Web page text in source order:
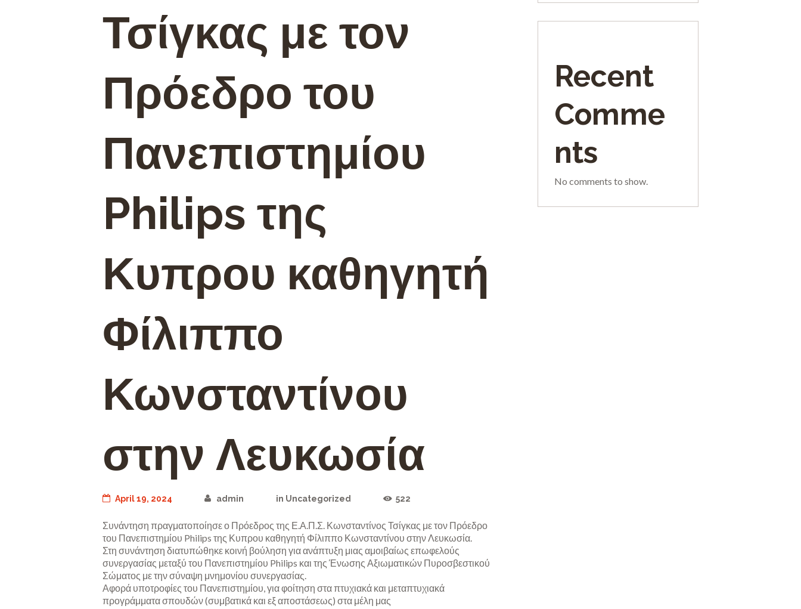
Τσίγκας με τον
Πρόεδρο του
Πανεπιστημίου
Philips της
Κυπρου καθηγητή
Φίλιππο
Κωνσταντίνου
στην Λευκωσία
April 19, 2024 admin in Uncategorized 522
Συνάντηση πραγματοποίησε ο Πρόεδρος της Ε.Α.Π.Σ. Κωνσταντίνος Τσίγκας με τον Πρόεδρο
του Πανεπιστημίου Philips της Κυπρου καθηγητή Φίλιππο Κωνσταντίνου στην Λευκωσία.
Στη συνάντηση διατυπώθηκε κοινή βούληση για ανάπτυξη μιας αμοιβαίως επωφελούς
συνεργασίας μεταξύ του Πανεπιστημίου Philips και της Ένωσης Αξιωματικών Πυροσβεστικού
Σώματος με την σύναψη μνημονίου συνεργασίας.
Αφορά υποτροφίες του Πανεπιστημίου, για φοίτηση στα πτυχιακά και μεταπτυχιακά
προγράμματα σπουδών (συμβατικά και εξ αποστάσεως) στα μέλη μας
Recent
Comme
nts
No comments to show.